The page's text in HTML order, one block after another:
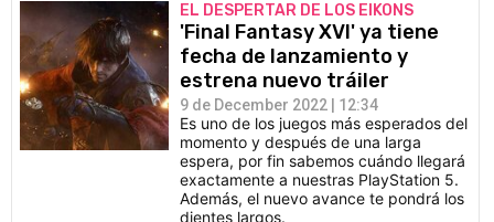
EL DESPERTAR DE LOS EIKONS
'Final Fantasy XVI' ya tiene
fecha de lanzamiento y
estrena nuevo tráiler
9 de December 2022 | 12:34
Es uno de los juegos más esperados del
momento y después de una larga
espera, por fin sabemos cuándo llegará
exactamente a nuestras PlayStation 5.
Además, el nuevo avance te pondrá los
dientes largos.